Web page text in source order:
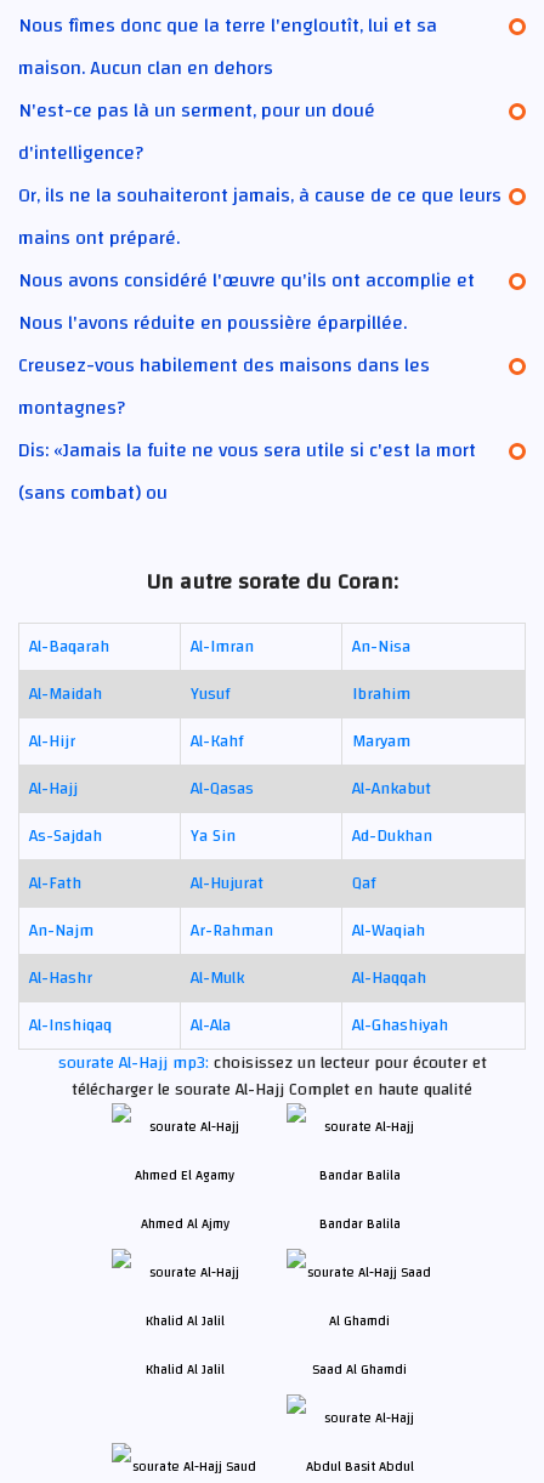
Nous fîmes donc que la terre l'engloutît, lui et sa
maison. Aucun clan en dehors
N'est-ce pas là un serment, pour un doué
d'intelligence?
Or, ils ne la souhaiteront jamais, à cause de ce que leurs
mains ont préparé.
Nous avons considéré l'œuvre qu'ils ont accomplie et
Nous l'avons réduite en poussière éparpillée.
Creusez-vous habilement des maisons dans les
montagnes?
Dis: «Jamais la fuite ne vous sera utile si c'est la mort
(sans combat) ou
Un autre sorate du Coran:
Al-Baqarah Al-Imran
An-Nisa
Al-Maidah
Yusuf
Ibrahim
Al-Hijr
Al-Kahf
Maryam
Al-Hajj
Al-Qasas
Al-Ankabut
As-Sajdah
Ya Sin
Ad-Dukhan
Al-Fath
Al-Hujurat
Qaf
An-Najm
Ar-Rahman
Al-Waqiah
Al-Hashr
Al-Mulk
Al-Haqqah
Al-Inshiqaq
Al-Ala
Al-Ghashiyah
sourate Al-Hajj mp3:choisissez un lecteur pour écouter et
télécharger le sourate Al-Hajj Complet en haute qualité
Ahmed Al Ajmy Bandar Balila
Khalid Al Jalil Saad Al Ghamdi